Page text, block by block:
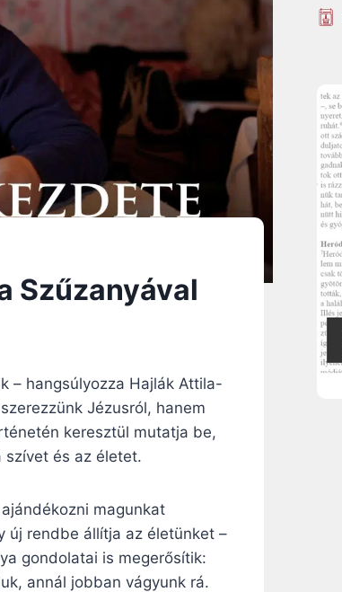
Szűzanyával
– hangsúlyozza Hajlák Attila-
Jézusról, hanem
keresztül mutatja be,
szívet és az életet.
magunkat
új rendbe állítja az életünket –
gondolatai is megerősítik:
annál jobban vágyunk rá.